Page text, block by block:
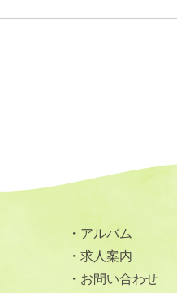
アルバム
求人案内
お問い合わせ